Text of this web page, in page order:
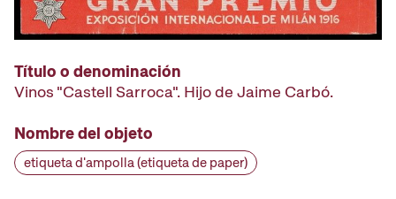
Título o denominación
Vinos "Castell Sarroca". Hijo de Jaime Carbó.
Nombre del objeto
etiqueta d'ampolla (etiqueta de paper)